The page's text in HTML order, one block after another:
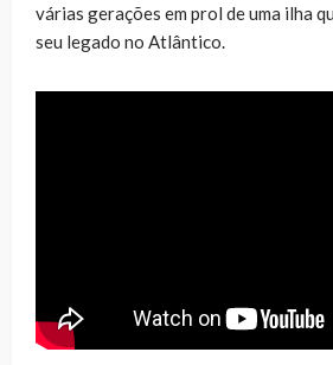
várias gerações em prol de uma ilha
seu legado no Atlântico.